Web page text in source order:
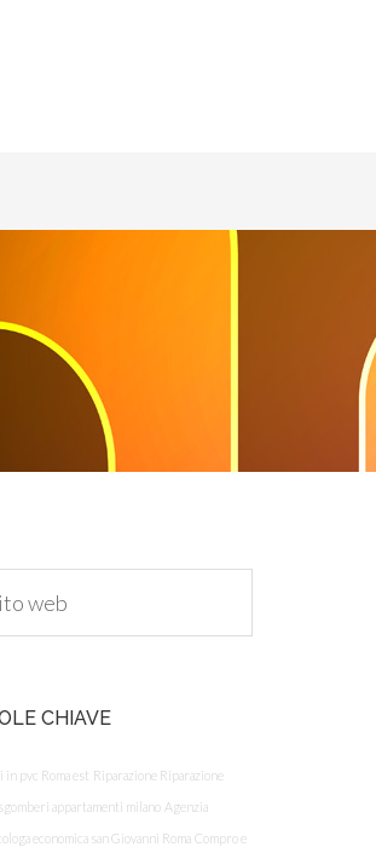
CHIAVE
in pvc Roma est Riparazione Riparazione
appartamenti milano Agenzia
economica san Giovanni Roma Compro e